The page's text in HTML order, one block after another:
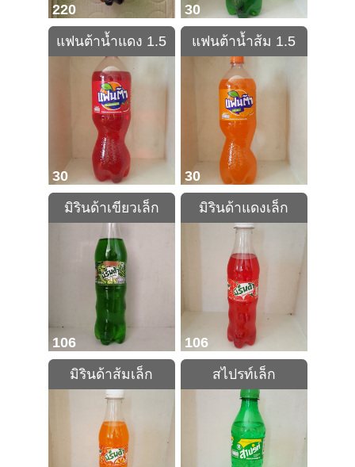
220
30
แฟนต้าน้ำแดง 1.5
30
แฟนต้าน้ำส้ม 1.5
30
มิรินด้าเขียวเล็ก
106
มิรินด้าแดงเล็ก
106
มิรินด้าส้มเล็ก
สไปรท์เล็ก